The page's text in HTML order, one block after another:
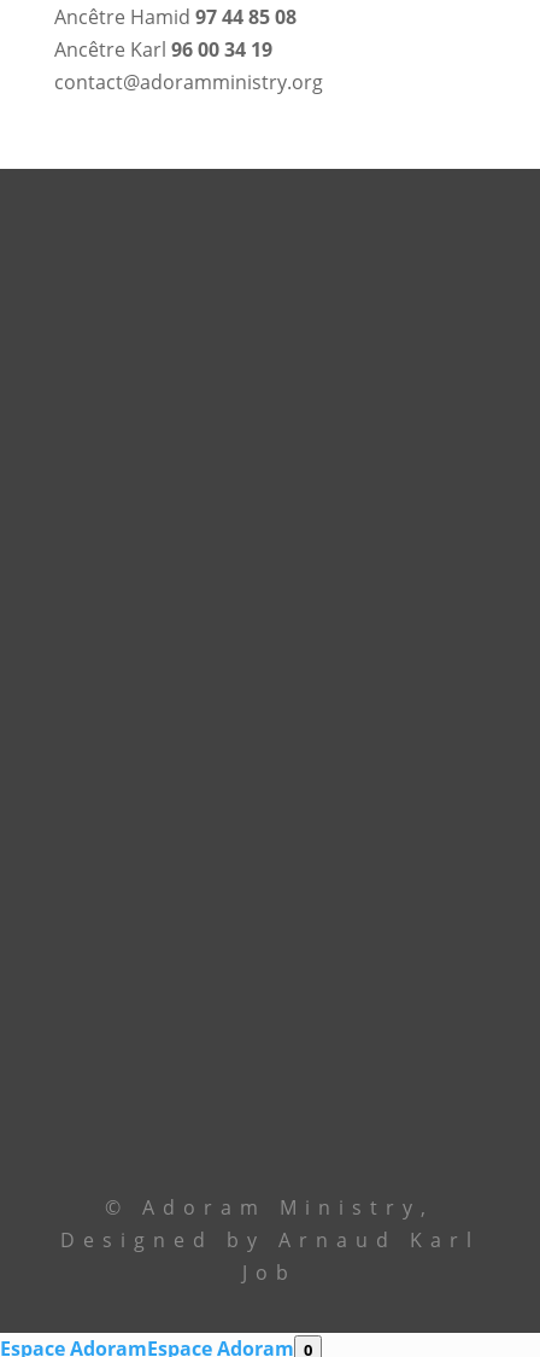
Ancêtre Hamid 97 44 85 08
Ancêtre Karl 96 00 34 19
contact@adoramministry.org
© Adoram Ministry,
Designed by Arnaud Karl
Job
Espace AdoramEspace Adoram 0